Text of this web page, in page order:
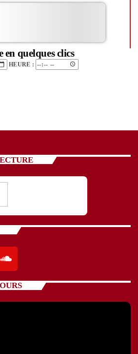
quelques clics
HEURE :